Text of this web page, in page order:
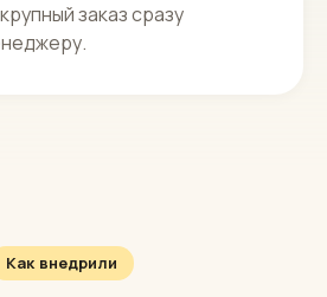
заказ сразу
Как внедрили